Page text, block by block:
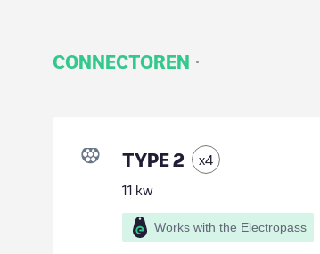
CONNECTOREN ·
TYPE 2 x4
11 kw
Works with the Electropass